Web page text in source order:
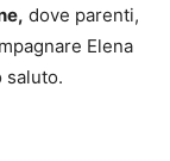
dove parenti,
Elena
saluto.